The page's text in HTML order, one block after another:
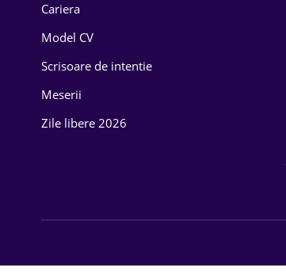
Energetică
Farma
Cariera
Model CV
Scrisoare de intentie
Meserii
Zile libere 2026